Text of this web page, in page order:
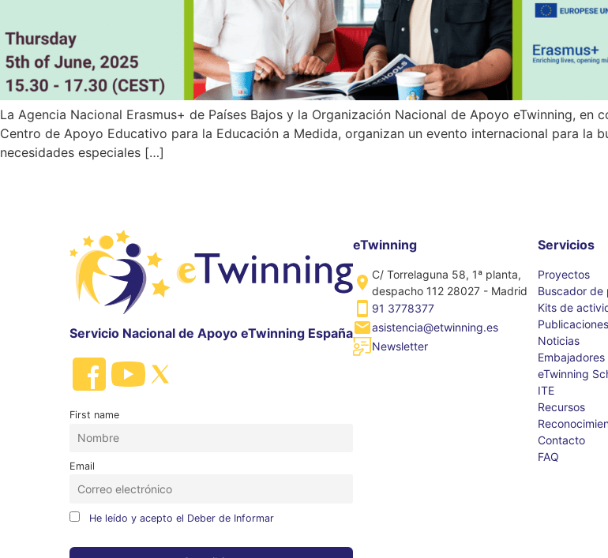
La Agencia Nacional Erasmus+ de Países Bajos y la Organización Nacional de Apoyo eTwinning,
Centro de Apoyo Educativo para la Educación a Medida, organizan un evento internacional para la
necesidades especiales […]
Servicio Nacional de Apoyo eTwinning España
First name
Email
He leído y acepto el Deber de Informar
eTwinning
C/ Torrelaguna 58, 1ª planta,
despacho 112 28027 - Madrid
91 3778377
asistencia@etwinning.es
Newsletter
Servicios
Proyectos
Buscador de
Kits de
Publicaciones
Noticias
Embajadores
eTwinning
ITE
Recursos
Contacto
FAQ